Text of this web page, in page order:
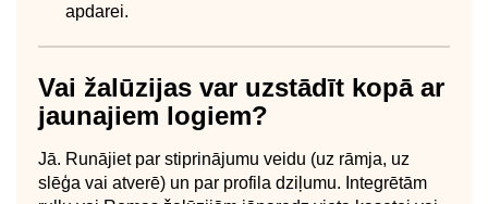
apdarei.
Vai žalūzijas var uzstādīt kopā ar
jaunajiem logiem?
Jā. Runājiet par stiprinājumu veidu (uz rāmja, uz
slēģa vai atverē) un par profila dziļumu. Integrētām